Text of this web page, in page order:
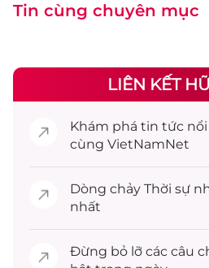
Tin cùng chuyên mục
LIÊN KẾT
Khám phá tin tức
cùng VietNamNet
Dòng chảy Thời sự
nhất
Đừng bỏ lỡ các câu